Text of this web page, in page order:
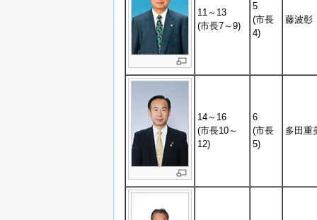
11～13
(市長7～9)
5
(市長
4)
藤波彰
14～16
(市長10～
12)
6
(市長
5)
多田重